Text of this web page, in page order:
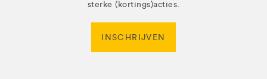
sterke (kortings)acties.
INSCHRIJVEN